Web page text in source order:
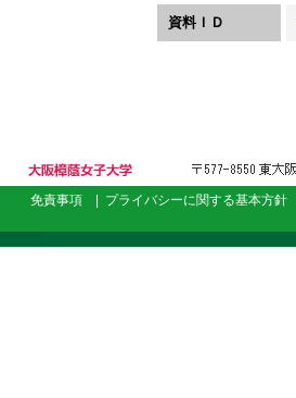
資料ＩＤ
大阪樟蔭女子大
学
免責事項 プライバシーに関する基本方針